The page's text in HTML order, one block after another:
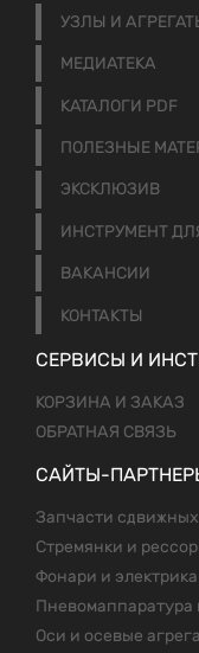
УЗЛЫ И
МЕДИАТЕКА
КАТАЛОГИ PDF
ПОЛЕЗНЫЕ
ЭКСКЛЮЗИВ
ИНСТРУМЕНТ
ВАКАНСИИ
КОНТАКТЫ
СЕРВИСЫ И
КОРЗИНА И ЗАКАЗ
ОБРАТНАЯ СВЯЗЬ
САЙТЫ-
Запчасти
Стремянки и
Фонари и электрика
Оси и осевые